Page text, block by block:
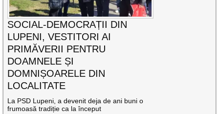
SOCIAL-DEMOCRAȚII DIN
LUPENI, VESTITORI AI
PRIMĂVERII PENTRU
DOAMNELE ȘI
DOMNIȘOARELE DIN
LOCALITATE
La PSD Lupeni, a devenit deja de ani buni o
frumoasă tradiție ca la început